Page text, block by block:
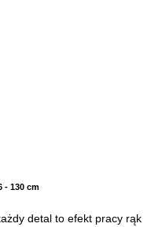
- 130 cm
detal to efekt pracy rąk